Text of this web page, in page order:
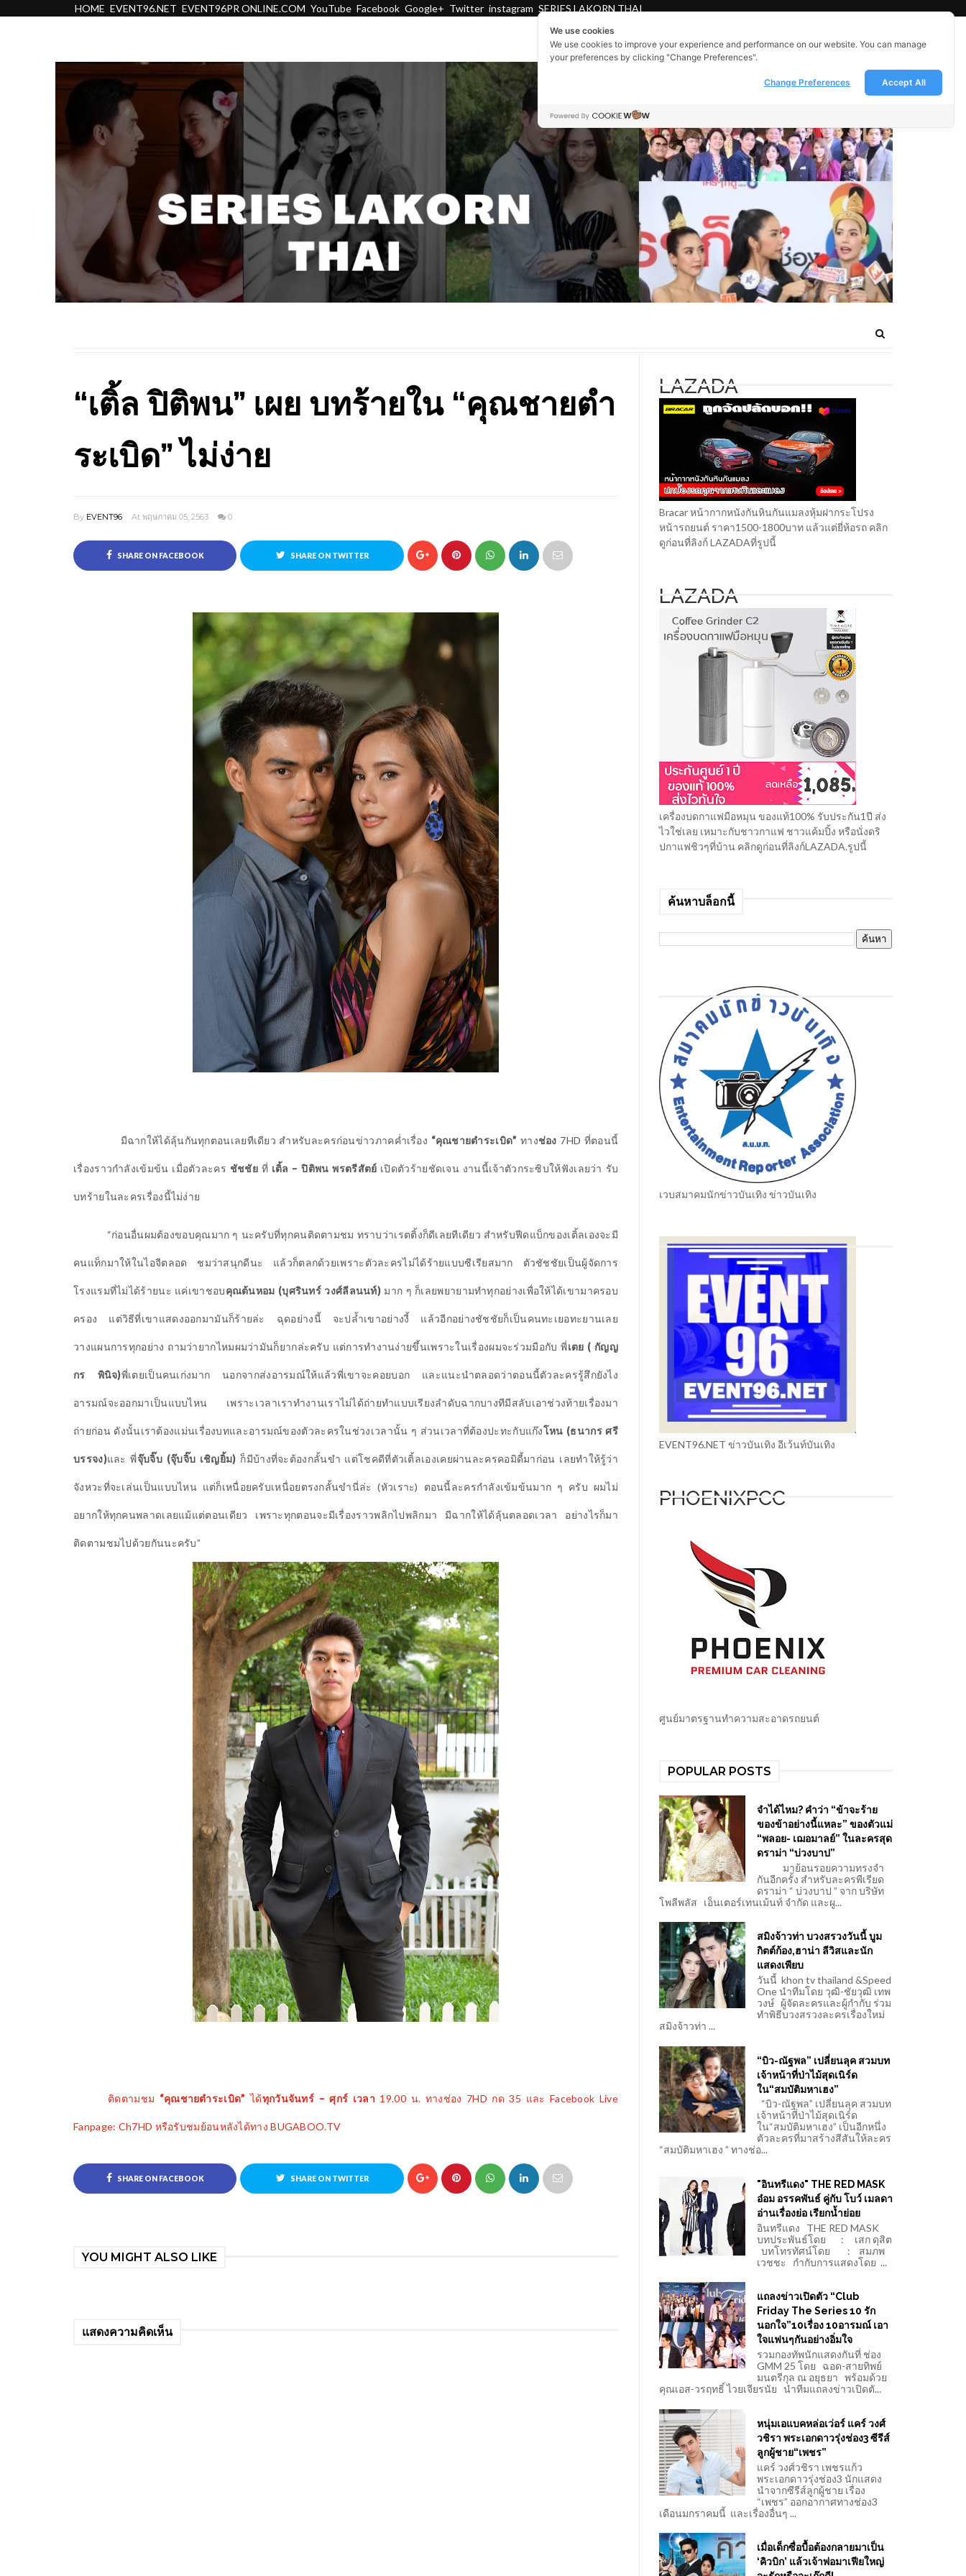
HOME EVENT96.NET EVENT96PR ONLINE.COM YouTube Facebook Google+ Twitter instagram SERIES LAKORN THAI
“เติ้ล ปิติพน” เผย บทร้ายใน “คุณชายตำ
ระเบิด” ไม่ง่าย
By EVENT96 At พฤษภาคม 05, 2563 0
SHARE ON FACEBOOK SHARE ON TWITTER
มีฉากให้ได้ลุ้นกันทุกตอนเลยทีเดียว สำหรับละครก่อนข่าวภาคค่ำเรื่อง “คุณชายตำระเบิด” ทางช่อง 7HD ที่ตอนนี้
เรื่องราวกำลังเข้มข้น เมื่อตัวละคร ชัชชัยที่ เติ้ล – ปิติพน พรตรีสัตย์ เปิดตัวร้ายชัดเจน งานนี้เจ้าตัวกระซิบให้ฟังเลยว่า รับ
บทร้ายในละครเรื่องนี้ไม่ง่าย
“ก่อนอื่นผมต้องขอบคุณมาก ๆ นะครับที่ทุกคนติดตามชม ทราบว่าเรตติ้งก็ดีเลยทีเดียว สำหรับฟีดแบ็กของเติ้ลเองจะมี
คนแท็กมาให้ในไอจีตลอด ชมว่าสนุกดีนะ แล้วก็ตลกด้วยเพราะตัวละครไม่ได้ร้ายแบบซีเรียสมาก ตัวชัชชัยเป็นผู้จัดการ
โรงแรมที่ไม่ได้ร้ายนะ แค่เขาชอบคุณต้นหอม (บุศรินทร์ วงศ์ลีลนนท์) มาก ๆ ก็เลยพยายามทำทุกอย่างเพื่อให้ได้เขามาครอบ
ครอง แต่วิธีที่เขาแสดงออกมามันก็ร้ายล่ะ ฉุดอย่างนี้ จะปล้ำเขาอย่างงี้ แล้วอีกอย่างชัชชัยก็เป็นคนทะเยอทะยานเลย
วางแผนการทุกอย่าง ถามว่ายากไหมผมว่ามันก็ยากล่ะครับ แต่การทำงานง่ายขึ้นเพราะในเรื่องผมจะร่วมมือกับ พี่เตย ( กัญญ
กร พินิจ)พี่เตยเป็นคนเก่งมาก นอกจากส่งอารมณ์ให้แล้วพี่เขาจะคอยบอก และแนะนำตลอดว่าตอนนี้ตัวละครรู้สึกยังไง
อารมณ์จะออกมาเป็นแบบไหน เพราะเวลาเราทำงานเราไม่ได้ถ่ายทำแบบเรียงลำดับฉากบางทีมีสลับเอาช่วงท้ายเรื่องมา
ถ่ายก่อน ดังนั้นเราต้องแม่นเรื่องบทและอารมณ์ของตัวละครในช่วงเวลานั้น ๆ ส่วนเวลาที่ต้องปะทะกับแก๊งโหน (ธนากร ศรี
บรรจง)และ พี่จุ๊บจิ๊บ (จุ๊บจิ๊บ เชิญยิ้ม) ก็มีบ้างที่จะต้องกลั้นขำ แต่โชคดีที่ตัวเติ้ลเองเคยผ่านละครคอมิดี้มาก่อน เลยทำให้รู้ว่า
จังหวะที่จะเล่นเป็นแบบไหน แต่ก็เหนื่อยครับเหนื่อยตรงกลั้นขำนี่ล่ะ (หัวเราะ) ตอนนี้ละครกำลังเข้มข้นมาก ๆ ครับ ผมไม่
อยากให้ทุกคนพลาดเลยแม้แต่ตอนเดียว เพราะทุกตอนจะมีเรื่องราวพลิกไปพลิกมา มีฉากให้ได้ลุ้นตลอดเวลา อย่างไรก็มา
ติดตามชมไปด้วยกันนะครับ”
ติดตามชม “คุณชายตำระเบิด”ได้ทุกวันจันทร์ – ศุกร์ เวลา 19.00 น. ทางช่อง 7HD กด35 และ Facebook Live
Fanpage: Ch7HD หรือรับชมย้อนหลังได้ทางBUGABOO.TV
SHARE ON FACEBOOK SHARE ON TWITTER
YOU MIGHT ALSO LIKE
แสดงความคิดเห็น
LAZADA
Bracar หน้ากากหนังกันหินกันแมลงหุ้มฝากระโปรง
หน้ารถยนต์ ราคา1500-1800บาท แล้วแต่ยี่ห้อรถ คลิก
ดูก่อนที่ลิงก์ LAZADAที่รูปนี้
LAZADA
เครื่องบดกาแฟมือหมุน ของแท้100% รับประกัน1ปี ส่ง
ไวใช่เลย เหมาะกับชาวกาแฟ ชาวแค้มปิ้ง หรือนั่งดริ
ปกาแฟชิวๆที่บ้าน คลิกดูก่อนที่ลิงก์LAZADA.รูปนี้
ค้นหาบล็อกนี้
เวบสมาคมนักข่าวบันเทิง ข่าวบันเทิง
EVENT96.NET ข่าวบันเทิง อีเว้นท์บันเทิง
PHOENIXPCC
ศูนย์มาตรฐานทำความสะอาดรถยนต์
POPULAR POSTS
จำได้ไหม? คำว่า “ข้าจะร้าย
ของข้าอย่างนี้แหละ” ของตัวแม่
“พลอย- เฌอมาลย์” ในละครสุด
ดราม่า “บ่วงบาป”
มาย้อนรอยความทรงจำ
กันอีกครั้ง สำหรับละครพีเรียด
ดราม่า “ บ่วงบาป ” จาก บริษัท
โพลีพลัส เอ็นเตอร์เทนเม้นท์ จำกัด และผู...
สมิงจ้าวท่า บวงสรวงวันนี้ บูม
กิตต์ก้อง,ฮาน่า ลีวิสและนัก
แสดงเพียบ
วันนี้ khon tv thailand &Speed
One นำทีมโดย วุฒิ-ชัยวุฒิ เทพ
วงษ์ ผู้จัดละครและผู้กำกับ ร่วม
ทำพิธีบวงสรวงละครเรื่องใหม่
สมิงจ้าวท่า ...
“บิว-ณัฐพล” เปลี่ยนลุค สวมบท
เจ้าหน้าที่ป่าไม้สุดเนิร์ด
ใน“สมบัติมหาเฮง”
“บิว-ณัฐพล” เปลี่ยนลุค สวมบท
เจ้าหน้าที่ป่าไม้สุดเนิร์ด
ใน“สมบัติมหาเฮง” เป็นอีกหนึ่ง
ตัวละครที่มาสร้างสีสันให้ละคร
“สมบัติมหาเฮง ” ทางช่อ...
"อินทรีแดง" THE RED MASK
อ๋อม อรรคพันธ์ คู่กับ โบว์ เมลดา
อ่านเรื่องย่อ เรียกน้ำย่อย
อินทรีแดง THE RED MASK
บทประพันธ์โดย : เสก ดุสิต
บทโทรทัศน์โดย : สมภพ
เวชชะ กำกับการแสดงโดย ...
แถลงข่าวเปิดตัว “Club
Friday The Series 10 รัก
นอกใจ”10เรื่อง 10อารมณ์ เอา
ใจแฟนๆกันอย่างอิ่มใจ
รวมกองทัพนักแสดงกันที่ ช่อง
GMM 25 โดย ฉอด-สายทิพย์
มนตรีกุล ณ อยุธยา พร้อมด้วย
คุณเอส-วรฤทธิ์ ไวยเจียรนัย นำทีมแถลงข่าวเปิดตั...
หนุ่มเอแบคหล่อเว่อร์ แคร์ วงศ์
วชิรา พระเอกดาวรุ่งช่อง3 ซีรีส์
ลูกผู้ชาย“เพชร”
แคร์ วงศ์วชิรา เพชรแก้ว
พระเอกดาวรุ่งช่อง3 นักแสดง
นำจากซีรีส์ลูกผู้ชาย เรื่อง
“เพชร” ออกอากาศทางช่อง3
เดือนมกราคมนี้ และเรื่องอื่นๆ ...
เมื่อเด็กซื่อบื้อต้องกลายมาเป็น
‘คิวบิก’ แล้วเจ้าพ่อมาเฟียใหญ่
We use cookies
We use cookies to improve your experience and performance on our website. You can manage
your preferences by clicking "Change Preferences".
Accept All
Change Preferences